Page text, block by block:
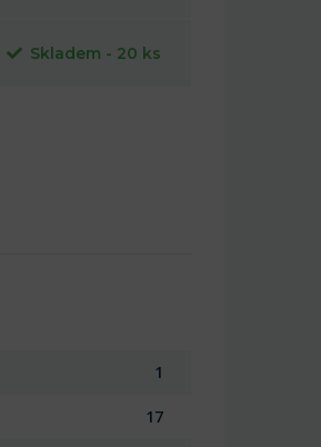
Skladem - 20 ks
1
17